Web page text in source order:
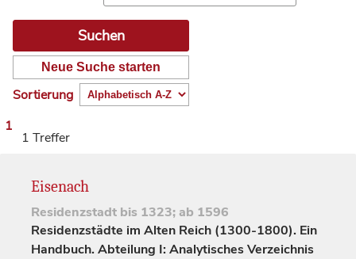
Neue Suche starten
Sortierung
1
1 Treffer
Eisenach
Residenzstadt bis 1323; ab 1596
Residenzstädte im Alten Reich (1300-1800). Ein
Handbuch. Abteilung I: Analytisches Verzeichnis